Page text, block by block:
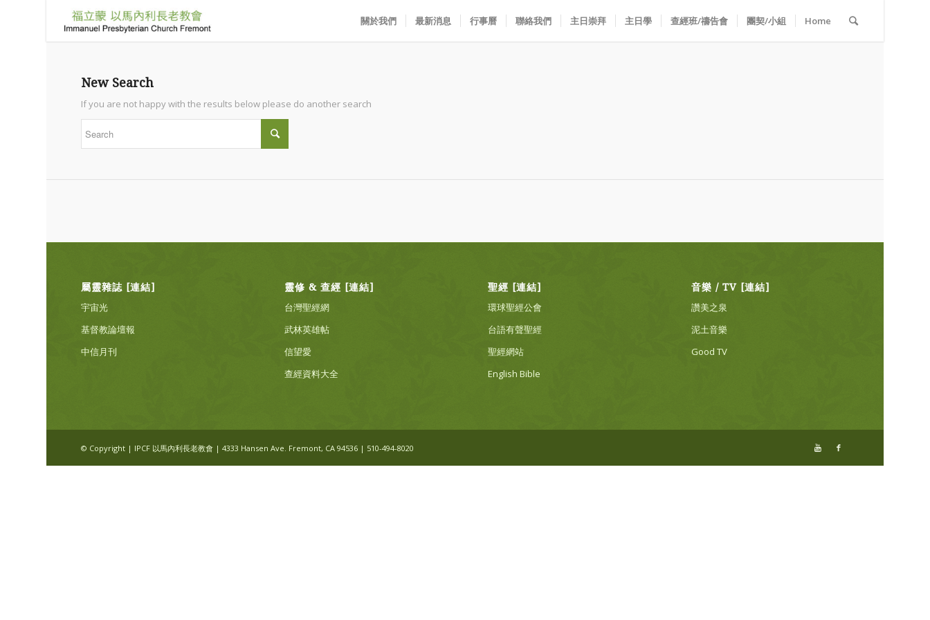
關於我們 最新消息 行事曆 聯絡我們 主日崇拜 主日學 查經班/禱告會 團契/小組 Home
New Search
If you are not happy with the results below please do another search
屬靈雜誌 [連結]
宇宙光
基督教論壇報
中信月刊
靈修 & 查經 [連結]
台灣聖經網
武林英雄帖
信望愛
查經資料大全
聖經 [連結]
環球聖經公會
台語有聲聖經
聖經網站
English Bible
音樂 / TV [連結]
讚美之泉
泥土音樂
Good TV
© Copyright | IPCF 以馬內利長老教會 | 4333 Hansen Ave. Fremont, CA 94536 | 510-494-8020